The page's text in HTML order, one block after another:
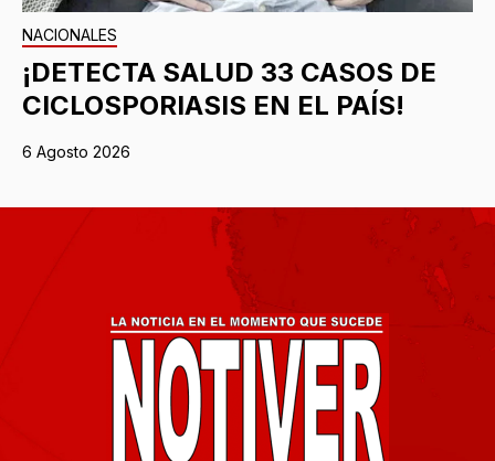
NACIONALES
¡DETECTA SALUD 33 CASOS DE
CICLOSPORIASIS EN EL PAÍS!
6 Agosto 2026